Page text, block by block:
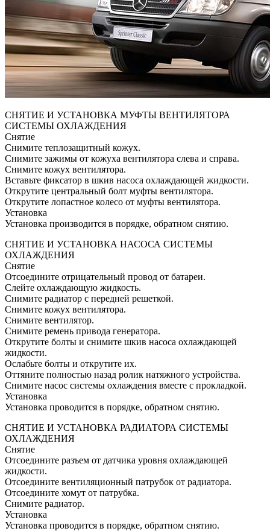
СНЯТИЕ И УСТАНОВКА МУФТЫ ВЕНТИЛЯТОРА
СИСТЕМЫ ОХЛАЖДЕНИЯ
Снятие
Снимите теплозащитный кожух.
Снимите зажимы от кожуха вентилятора слева и справа.
Снимите кожух вентилятора.
Вставьте фиксатор в шкив насоса охлаждающей жидкости.
Открутите центральный болт муфты вентилятора.
Открутите лопастное колесо от муфты вентилятора.
Установка
Установка производится в порядке, обратном снятию.
СНЯТИЕ И УСТАНОВКА НАСОСА СИСТЕМЫ
ОХЛАЖДЕНИЯ
Снятие
Отсоедините отрицательный провод от батареи.
Слейте охлаждающую жидкость.
Снимите радиатор с передней решеткой.
Снимите кожух вентилятора.
Снимите вентилятор.
Снимите ремень привода генератора.
Открутите болты и снимите шкив насоса охлаждающей
жидкости.
Ослабьте болты и открутите их.
Оттяните полностью назад ролик натяжного устройства.
Снимите насос системы охлаждения вместе с прокладкой.
Установка
Установка проводится в порядке, обратном снятию.
СНЯТИЕ И УСТАНОВКА РАДИАТОРА СИСТЕМЫ
ОХЛАЖДЕНИЯ
Снятие
Отсоедините разъем от датчика уровня охлаждающей
жидкости.
Отсоедините вентиляционный патрубок от радиатора.
Отсоедините хомут от патрубка.
Снимите радиатор.
Установка
Установка проводится в порядке, обратном снятию.